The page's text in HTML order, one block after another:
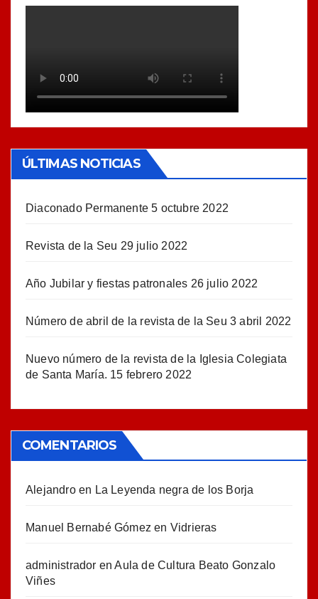
ÚLTIMAS NOTICIAS
Diaconado Permanente 5 octubre 2022
Revista de la Seu 29 julio 2022
Año Jubilar y fiestas patronales 26 julio 2022
Número de abril de la revista de la Seu 3 abril 2022
Nuevo número de la revista de la Iglesia Colegiata
de Santa María. 15 febrero 2022
COMENTARIOS
Alejandroen La Leyenda negra de los Borja
Manuel Bernabé Gómez en Vidrieras
administrador enAula de Cultura Beato Gonzalo
Viñes